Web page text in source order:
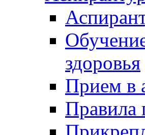
здоровья
Прием в
Правила